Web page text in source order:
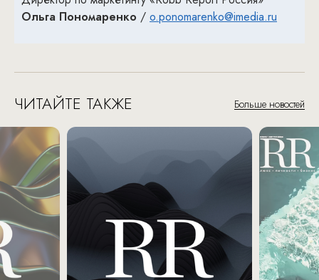
Ольга Пономаренко / o.ponomarenko@imedia.ru
ЧИТАЙТЕ ТАКЖЕ Больше новостей